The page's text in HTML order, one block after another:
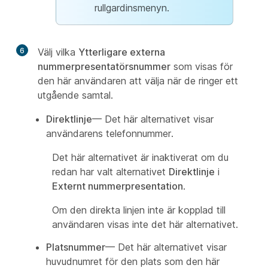
rullgardinsmenyn.
6 Välj vilka Ytterligare externa
nummerpresentatörsnummer som visas för
den här användaren att välja när de ringer ett
utgående samtal.
Direktlinje— Det här alternativet visar
användarens telefonnummer.
Det här alternativet är inaktiverat om du
redan har valt alternativet Direktlinje i
Externt nummerpresentation.
Om den direkta linjen inte är kopplad till
användaren visas inte det här alternativet.
Platsnummer— Det här alternativet visar
huvudnumret för den plats som den här